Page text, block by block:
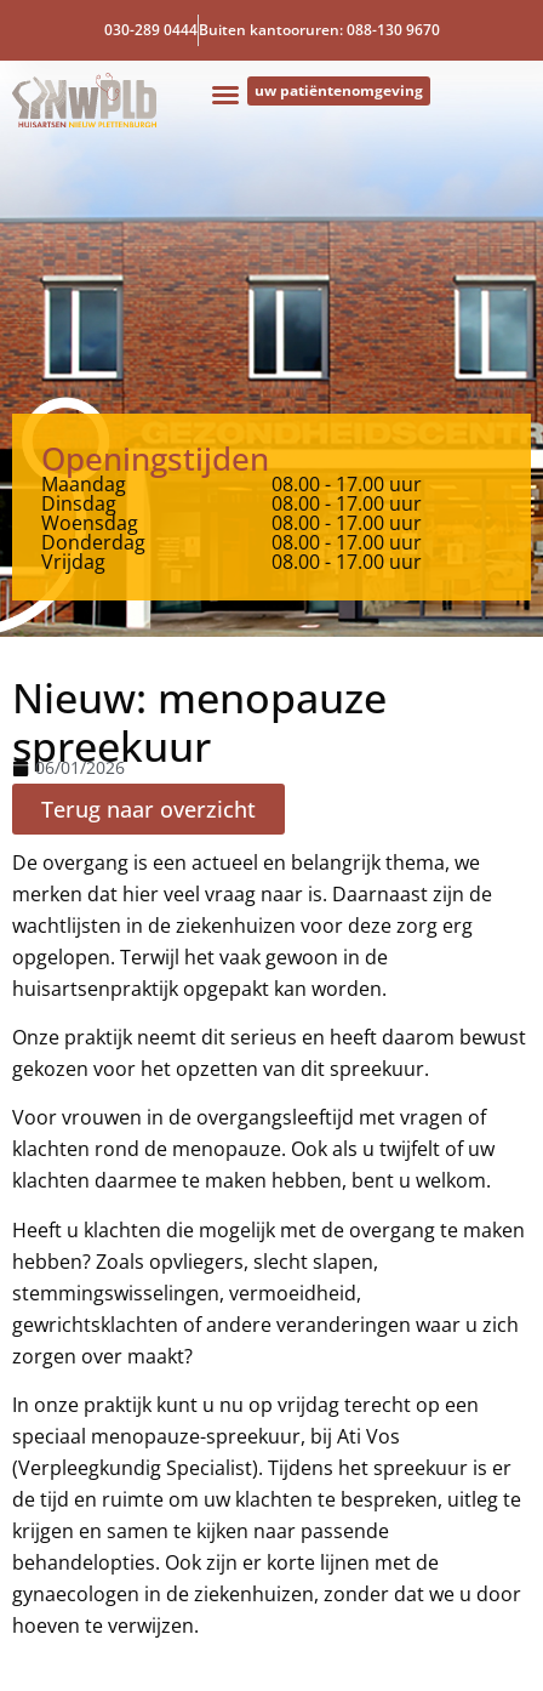
030-289 0444Buiten kantooruren: 088-130 9670
uw patiëntenomgeving
Openingstijden
Maandag 08.00 - 17.00 uur
Dinsdag 08.00 - 17.00 uur
Woensdag 08.00 - 17.00 uur
Donderdag 08.00 - 17.00 uur
Vrijdag 08.00 - 17.00 uur
Nieuw: menopauze
spreekuur
06/01/2026
Terug naar overzicht
De overgang is een actueel en belangrijk thema, we
merken dat hier veel vraag naar is. Daarnaast zijn de
wachtlijsten in de ziekenhuizen voor deze zorg erg
opgelopen. Terwijl het vaak gewoon in de
huisartsenpraktijk opgepakt kan worden.
Onze praktijk neemt dit serieus en heeft daarom bewust
gekozen voor het opzetten van dit spreekuur.
Voor vrouwen in de overgangsleeftijd met vragen of
klachten rond de menopauze. Ook als u twijfelt of uw
klachten daarmee te maken hebben, bent u welkom.
Heeft u klachten die mogelijk met de overgang te maken
hebben? Zoals opvliegers, slecht slapen,
stemmingswisselingen, vermoeidheid,
gewrichtsklachten of andere veranderingen waar u zich
zorgen over maakt?
In onze praktijk kunt u nu op vrijdag terecht op een
speciaal menopauze-spreekuur, bij Ati Vos
(Verpleegkundig Specialist). Tijdens het spreekuur is er
de tijd en ruimte om uw klachten te bespreken, uitleg te
krijgen en samen te kijken naar passende
behandelopties. Ook zijn er korte lijnen met de
gynaecologen in de ziekenhuizen, zonder dat we u door
hoeven te verwijzen.